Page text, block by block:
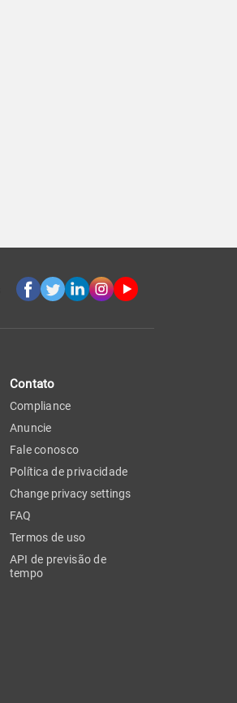
Contato
Compliance
Anuncie
Fale conosco
Política de privacidade
Change privacy settings
FAQ
Termos de uso
API de previsão de
tempo